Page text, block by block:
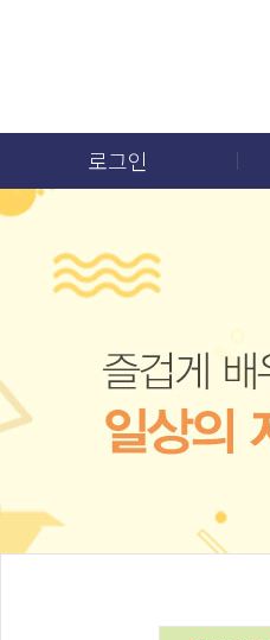
로그인